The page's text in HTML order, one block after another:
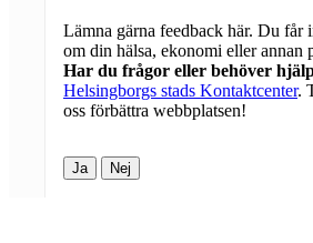
Lämna gärna feedback här. Du får
om din hälsa, ekonomi eller annan
Har du frågor eller behöver
Helsingborgs stads Kontaktcenter.
oss förbättra webbplatsen!
Ja Nej